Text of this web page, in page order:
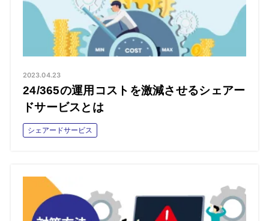
2023.04.23
24/365の運用コストを激減させるシェアー
ドサービスとは
シェアードサービス